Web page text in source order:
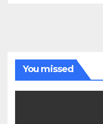
You missed